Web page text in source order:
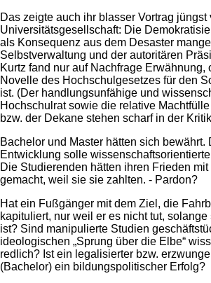
Das zeigte auch ihr blasser Vortrag jüngst
Universitätsgesellschaft: Die
als Konsequenz aus dem Desaster
Selbstverwaltung und der autoritären
Kurtz fand nur auf Nachfrage Erwähnung,
Novelle des Hochschulgesetzes für den
ist. (Der handlungsunfähige und
Hochschulrat sowie die relative
bzw. der Dekane stehen scharf in der
Bachelor und Master hätten sich bewährt.
Entwicklung solle
Die Studierenden hätten ihren Frieden
gemacht, weil sie sie zahlten. - Pardon?
Hat ein Fußgänger mit dem Ziel, die
kapituliert, nur weil er es nicht tut,
ist? Sind manipulierte Studien
ideologischen „Sprung über die Elbe“
redlich? Ist ein legalisierter bzw.
(Bachelor) ein bildungspolitischer Erfolg?